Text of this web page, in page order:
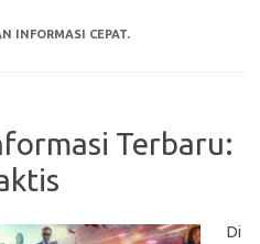
INFORMASI CEPAT.
Terbaru:
Di